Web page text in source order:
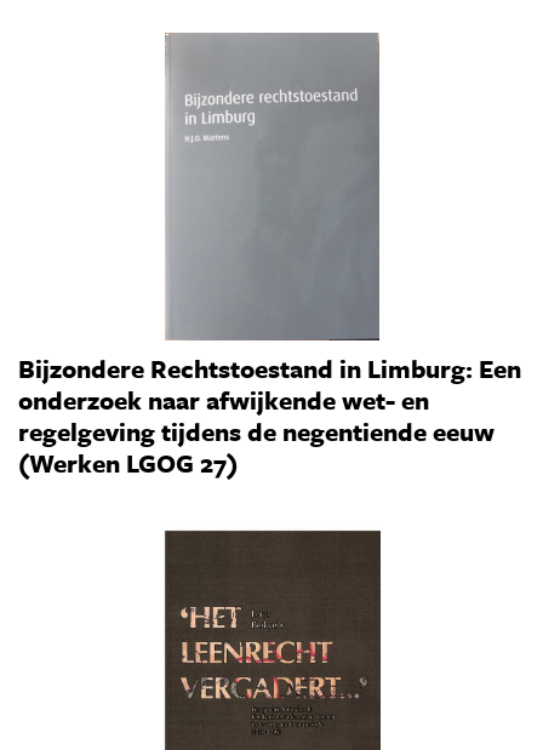
Bijzondere Rechtstoestand in Limburg: Een
onderzoek naar afwijkende wet- en
regelgeving tijdens de negentiende eeuw
(Werken LGOG 27)